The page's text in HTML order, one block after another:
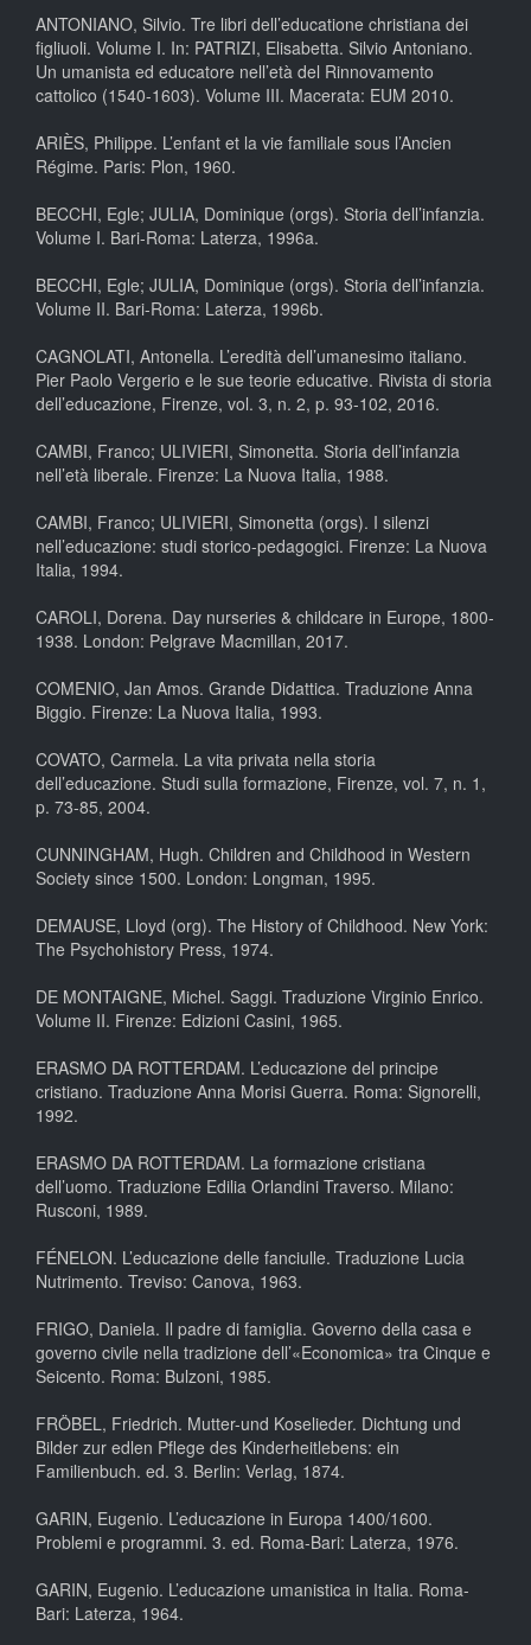
ANTONIANO, Silvio. Tre libri dell’educatione christiana dei
figliuoli. Volume I. In: PATRIZI, Elisabetta. Silvio Antoniano.
Un umanista ed educatore nell’età del Rinnovamento
cattolico (1540-1603). Volume III. Macerata: EUM 2010.
ARIÈS, Philippe. L’enfant et la vie familiale sous l’Ancien
Régime. Paris: Plon, 1960.
BECCHI, Egle; JULIA, Dominique (orgs). Storia dell’infanzia.
Volume I. Bari-Roma: Laterza, 1996a.
BECCHI, Egle; JULIA, Dominique (orgs). Storia dell’infanzia.
Volume II. Bari-Roma: Laterza, 1996b.
CAGNOLATI, Antonella. L’eredità dell’umanesimo italiano.
Pier Paolo Vergerio e le sue teorie educative. Rivista di storia
dell’educazione, Firenze, vol. 3, n. 2, p. 93-102, 2016.
CAMBI, Franco; ULIVIERI, Simonetta. Storia dell’infanzia
nell’età liberale. Firenze: La Nuova Italia, 1988.
CAMBI, Franco; ULIVIERI, Simonetta (orgs). I silenzi
nell’educazione: studi storico-pedagogici. Firenze: La Nuova
Italia, 1994.
CAROLI, Dorena. Day nurseries & childcare in Europe, 1800-
1938. London: Pelgrave Macmillan, 2017.
COMENIO, Jan Amos. Grande Didattica. Traduzione Anna
Biggio. Firenze: La Nuova Italia, 1993.
COVATO, Carmela. La vita privata nella storia
dell’educazione. Studi sulla formazione, Firenze, vol. 7, n. 1,
p. 73-85, 2004.
CUNNINGHAM, Hugh. Children and Childhood in Western
Society since 1500. London: Longman, 1995.
DEMAUSE, Lloyd (org). The History of Childhood. New York:
The Psychohistory Press, 1974.
DE MONTAIGNE, Michel. Saggi. Traduzione Virginio Enrico.
Volume II. Firenze: Edizioni Casini, 1965.
ERASMO DA ROTTERDAM. L’educazione del principe
cristiano. Traduzione Anna Morisi Guerra. Roma: Signorelli,
1992.
ERASMO DA ROTTERDAM. La formazione cristiana
dell’uomo. Traduzione Edilia Orlandini Traverso. Milano:
Rusconi, 1989.
FÉNELON. L’educazione delle fanciulle. Traduzione Lucia
Nutrimento. Treviso: Canova, 1963.
FRIGO, Daniela. Il padre di famiglia. Governo della casa e
governo civile nella tradizione dell’«Economica» tra Cinque e
Seicento. Roma: Bulzoni, 1985.
FRÖBEL, Friedrich. Mutter-und Koselieder. Dichtung und
Bilder zur edlen Pflege des Kinderheitlebens: ein
Familienbuch. ed. 3. Berlin: Verlag, 1874.
GARIN, Eugenio. L’educazione in Europa 1400/1600.
Problemi e programmi. 3. ed. Roma-Bari: Laterza, 1976.
GARIN, Eugenio. L’educazione umanistica in Italia. Roma-
Bari: Laterza, 1964.